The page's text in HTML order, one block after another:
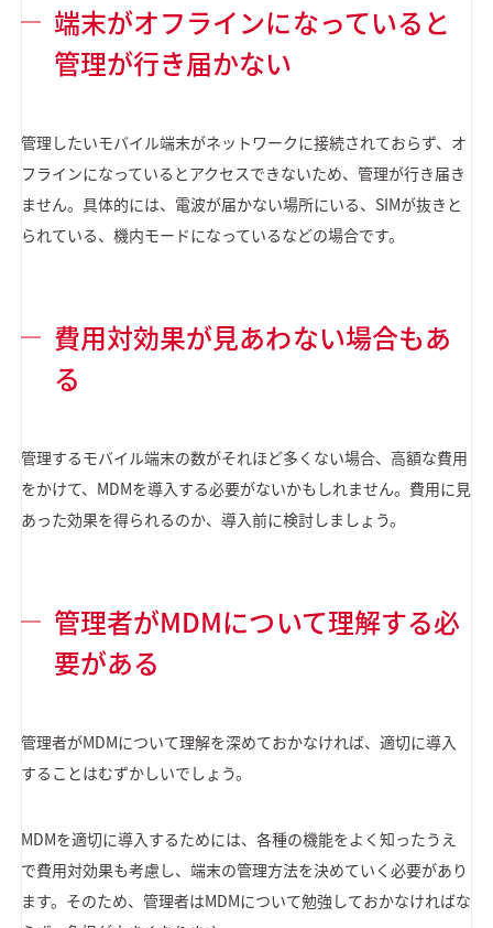
端末がオフラインになっていると
管理が行き届かない
管理したいモバイル端末がネットワークに接続されておらず、オ
フラインになっているとアクセスできないため、管理が行き届き
ません。具体的には、電波が届かない場所にいる、SIMが抜きと
られている、機内モードになっているなどの場合です。
費用対効果が見あわない場合もあ
る
管理するモバイル端末の数がそれほど多くない場合、高額な費用
をかけて、MDMを導入する必要がないかもしれません。費用に見
あった効果を得られるのか、導入前に検討しましょう。
管理者がMDMについて理解する必
要がある
管理者がMDMについて理解を深めておかなければ、適切に導入
することはむずかしいでしょう。
MDMを適切に導入するためには、各種の機能をよく知ったうえ
で費用対効果も考慮し、端末の管理方法を決めていく必要があり
ます。そのため、管理者はMDMについて勉強しておかなければな